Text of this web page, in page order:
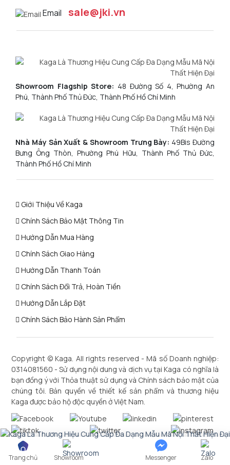
Email sale@jki.vn
Showroom Flagship Store: 48 Đường Số 4, Phường An
Phú, Thành Phố Thủ Đức, Thành Phố Hồ Chí Minh
Nhà Máy Sản Xuất & Showroom Trưng Bày: 49Bis Đường
Bưng Ông Thòn, Phường Phú Hữu, Thành Phố Thủ Đức,
Thành Phố Hồ Chí Minh
Giới Thiệu Về Kaga
Chính Sách Bảo Mật Thông Tin
Hướng Dẫn Mua Hàng
Chính Sách Giao Hàng
Hướng Dẫn Thanh Toán
Chính Sách Đổi Trả, Hoàn Tiền
Hướng Dẫn Lắp Đặt
Chính Sách Bảo Hành Sản Phẩm
Copyright ©Kaga. All rights reserved - Mã số Doanh nghiệp:
0314081560 - Sử dụng nội dung và dịch vụ tại Kaga có nghĩa là
bạn đồng ý với Thỏa thuật sử dụng và Chính sách bảo mật của
chúng tôi. Bản quyền về thiết kế sản phẩm và thương hiệu
Kaga được bảo hộ độc quyền ở Việt Nam.
Trang chủ Showroom Messenger Zalo